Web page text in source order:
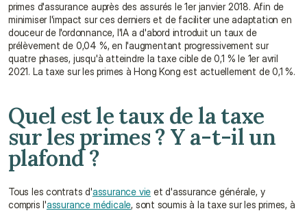
primes d'assurance auprès des assurés le 1er janvier 2018. Afin de
minimiser l'impact sur ces derniers et de faciliter une adaptation en
douceur de l'ordonnance, l'IA a d'abord introduit un taux de
prélèvement de 0,04 %, en l'augmentant progressivement sur
quatre phases, jusqu'à atteindre la taxe cible de 0,1 % le 1er avril
2021. La taxe sur les primes à Hong Kong est actuellement de 0,1 %.
Quel est le taux de la taxe
sur les primes ? Y a-t-il un
plafond ?
Tous les contrats d'assurance vie et d'assurance générale, y
compris l'assurance médicale, sont soumis à la taxe sur les primes, à